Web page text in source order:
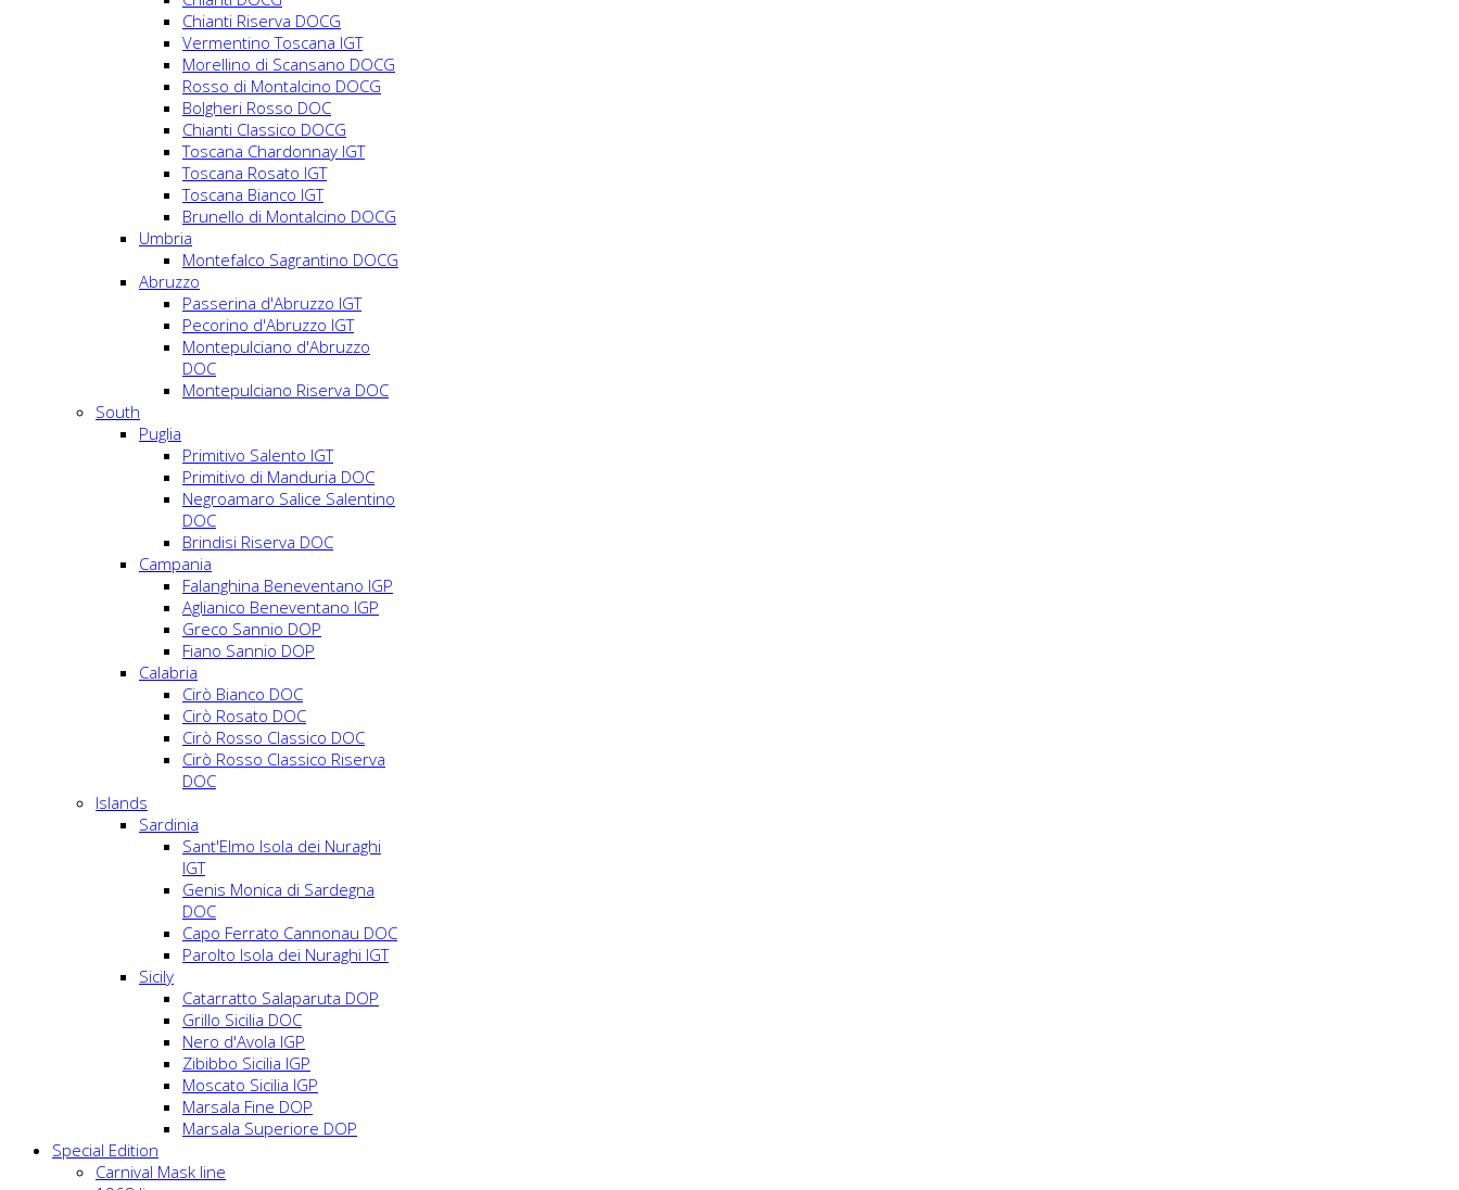
Chianti Riserva DOCG
Vermentino Toscana IGT
Morellino di Scansano DOCG
Rosso di Montalcino DOCG
Bolgheri Rosso DOC
Chianti Classico DOCG
Toscana Chardonnay IGT
Toscana Rosato IGT
Toscana Bianco IGT
Brunello di Montalcino DOCG
Umbria
Montefalco Sagrantino DOCG
Abruzzo
Passerina d'Abruzzo IGT
Pecorino d'Abruzzo IGT
Montepulciano d'Abruzzo
DOC
Montepulciano Riserva DOC
South
Puglia
Primitivo Salento IGT
Primitivo di Manduria DOC
Negroamaro Salice Salentino
DOC
Brindisi Riserva DOC
Campania
Falanghina Beneventano IGP
Aglianico Beneventano IGP
Greco Sannio DOP
Fiano Sannio DOP
Calabria
Cirò Bianco DOC
Cirò Rosato DOC
Cirò Rosso Classico DOC
Cirò Rosso Classico Riserva
DOC
Islands
Sardinia
Sant'Elmo Isola dei Nuraghi
IGT
Genis Monica di Sardegna
DOC
Capo Ferrato Cannonau DOC
Parolto Isola dei Nuraghi IGT
Sicily
Catarratto Salaparuta DOP
Grillo Sicilia DOC
Nero d'Avola IGP
Zibibbo Sicilia IGP
Moscato Sicilia IGP
Marsala Fine DOP
Marsala Superiore DOP
Special Edition
Carnival Mask line